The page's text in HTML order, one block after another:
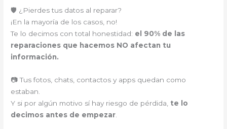
🛡️ ¿Pierdes tus datos al reparar?
¡En la mayoría de los casos, no!
Te lo decimos con total honestidad: el 90% de las
reparaciones que hacemos NO afectan tu
información.
📷 Tus fotos, chats, contactos y apps quedan como
estaban.
Y si por algún motivo sí hay riesgo de pérdida, te lo
decimos antes de empezar